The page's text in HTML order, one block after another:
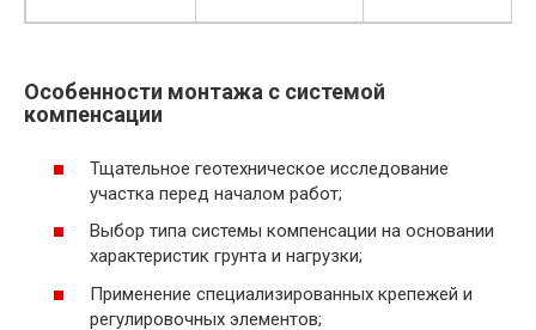
Особенности монтажа с системой
компенсации
Тщательное геотехническое исследование
участка перед началом работ;
Выбор типа системы компенсации на основании
характеристик грунта и нагрузки;
Применение специализированных крепежей и
регулировочных элементов;